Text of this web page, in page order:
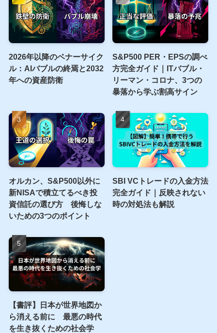
2026年以降のベナーサイク
ル：AIバブルの終焉と2032
年への資産防衛
S&P500 PER・EPSの調べ
方完全ガイド｜ITバブル・
リーマン・コロナ、3つの
暴落から学ぶ割高サイン
オルカン、S&P500以外に
新NISAで積立てるべき投
資信託の選び方 後悔しな
いための3つのポイント
SBI VCトレードの入金方法
完全ガイド｜反映されない
時の対処法も解説
【書評】日本が世界地図か
ら消える前に 最悪の時代
を生き抜くための社会学